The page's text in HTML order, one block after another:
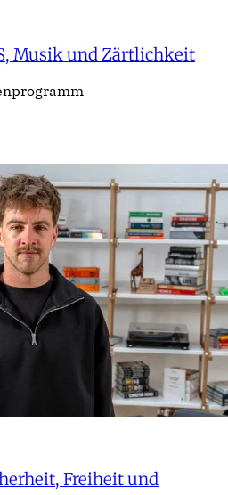
Musik und Zärtlichkeit
Freiheit und